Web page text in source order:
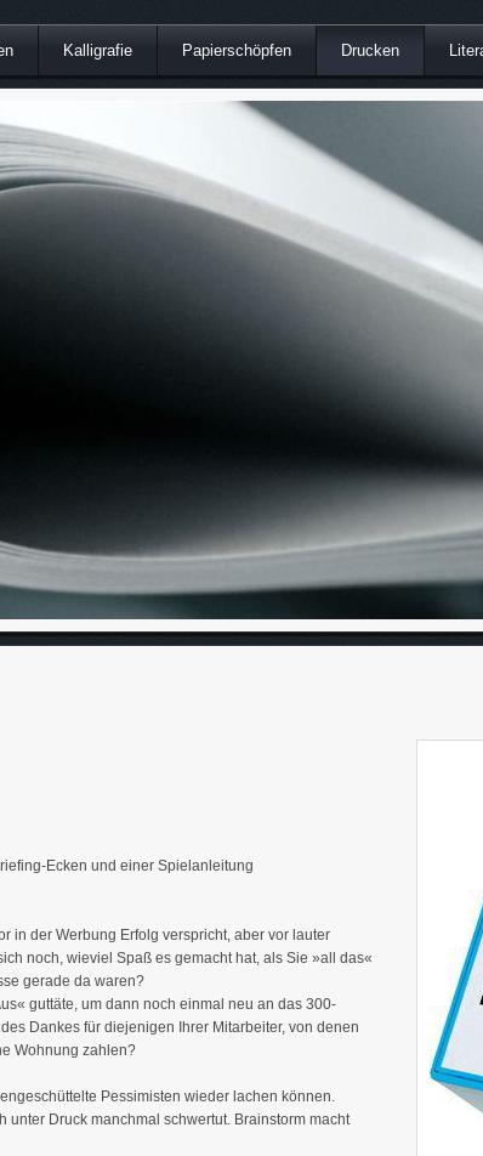
Kalligrafie Papierschöpfen Drucken
Ecken und einer Spielanleitung
in der Werbung Erfolg verspricht, aber vor lauter
noch, wieviel Spaß es gemacht hat, als Sie »all das«
gerade da waren?
guttäte, um dann noch einmal neu an das 300-
Dankes für diejenigen Ihrer Mitarbeiter, von denen
Wohnung zahlen?
Pessimisten wieder lachen können.
unter Druck manchmal schwertut. Brainstorm macht